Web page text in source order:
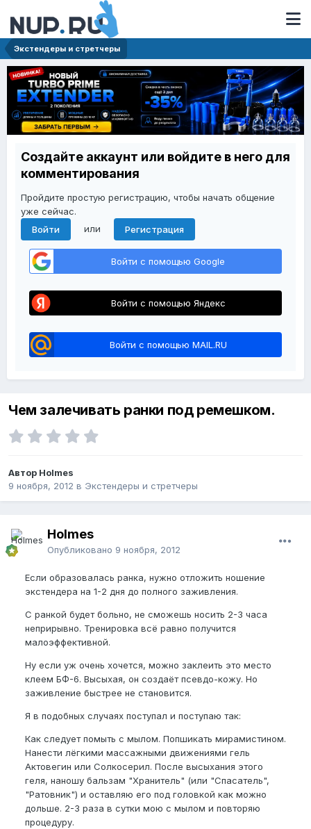
Экстендеры и стретчеры
Создайте аккаунт или войдите в него для
комментирования
Пройдите простую регистрацию, чтобы начать общение
уже сейчас.
Войти
или Регистрация
Войти с помощью Google
Войти с помощью Яндекс
Войти с помощью MAIL.RU
Чем залечивать ранки под ремешком.
Автор Holmes
9 ноября, 2012 в Экстендеры и стретчеры
Holmes
Опубликовано 9 ноября, 2012
Если образовалась ранка, нужно отложить ношение
экстендера на 1-2 дня до полного заживления.
С ранкой будет больно, не сможешь носить 2-3 часа
неприрывно. Тренировка всё равно получится
малоэффективной.
Ну если уж очень хочется, можно заклеить это место
клеем БФ-6. Высыхая, он создаёт псевдо-кожу. Но
заживление быстрее не становится.
Я в подобных случаях поступал и поступаю так:
Как следует помыть с мылом. Попшикать мирамистином.
Нанести лёгкими массажными движениями гель
Актовегин или Солкосерил. После высыхания этого
геля, наношу бальзам "Хранитель" (или "Спасатель",
"Ратовник") и оставляю его под головкой как можно
дольше. 2-3 раза в сутки мою с мылом и повторяю
процедуру.